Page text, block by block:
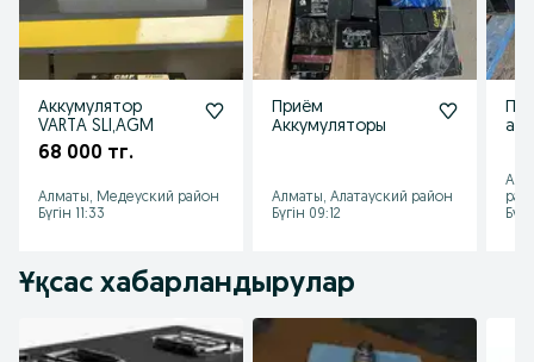
Аккумулятор
VARTA SLI,AGM
68 000 тг.
Алматы, Медеуский район
Бүгін 11:33
Приём
Аккумуляторы
Алматы, Алатауский район
Бүгін 09:12
Ұқсас хабарландырулар